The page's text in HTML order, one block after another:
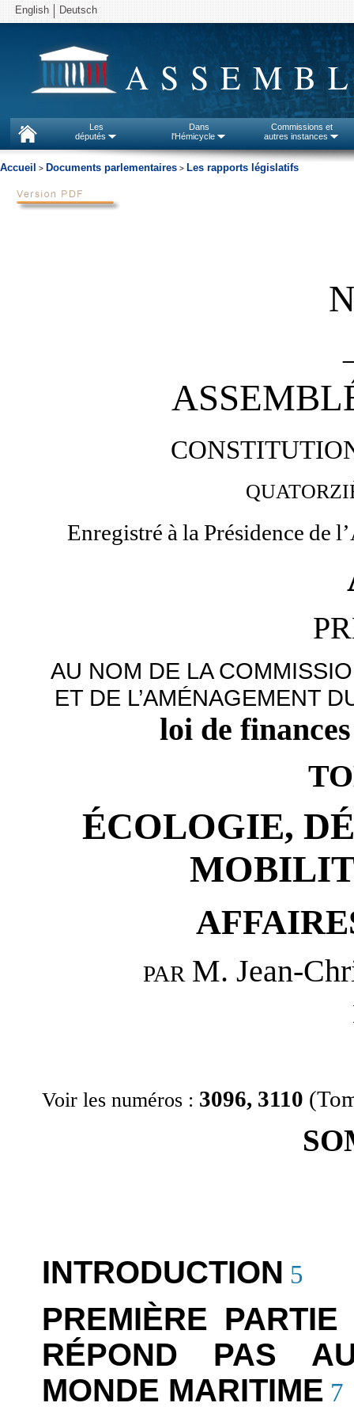
English Deutsch
Les
députés
Dans
l'Hémicycle
Commissions et
autres instances
Accueil > Documents parlementaires > Les rapports législatifs
Enregistré à la Présidence de
AU NOM DE LA
ET DE L’AMÉNAGEMENT
loi de
ÉCOLOGIE,
PAR M. Jean-
Voir les numéros : 3096, 3110
INTRODUCTION 5
PREMIÈRE
RÉPOND PAS
MONDE MARITIME 7